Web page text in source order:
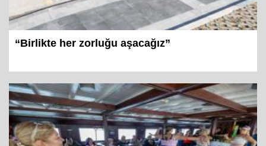
“Birlikte her zorluğu aşacağız”